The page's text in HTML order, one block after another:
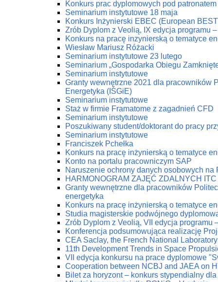
Konkurs prac dyplomowych pod
Seminarium instytutowe 18 maja
Konkurs Inżynierski EBEC (European
Zrób Dyplom z Veolią, IX edycja programu
Konkurs na pracę inzynierską o tematyce
Wiesław Mariusz Różacki
Seminarium instytutowe 23 lutego
Seminarium „Gospodarka Obiegu
Seminarium instytutowe
Granty wewnętrzne 2021 dla pracowników
Energetyka (IŚGiE)
Seminarium instytutowe
Staż w firmie Framatome z zagadnień CFD
Seminarium instytutowe
Poszukiwany student/doktorant do pracy
Seminarium instytutowe
Franciszek Pchełka
Konkurs na pracę inżynierską o tematyce
Konto na portalu pracowniczym SAP
Naruszenie ochrony danych osobowych na
HARMONOGRAM ZAJĘĆ ZDALNYCH ITC
Granty wewnętrzne dla pracowników
energetyka
Konkurs na pracę inżynierską o tematyce
Studia magisterskie podwójnego
Zrób Dyplom z Veolią, VII edycja programu
Konferencja podsumowująca realizację
CEA Saclay, the French National
11th Development Trends in Space
VII edycja konkursu na prace dyplomowe
Cooperation between NCBJ and JAEA on
Bilet za horyzont – konkurs stypendialny